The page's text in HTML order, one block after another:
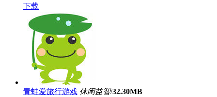
下载
青蛙爱旅行游戏 休闲益智/32.30MB